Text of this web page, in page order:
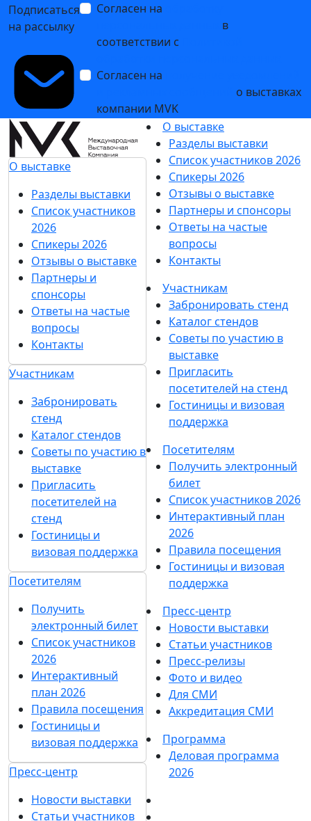
Подписаться
на рассылку
Согласен на
в
соответствии с
Согласен на
о выставках
компании MVK
О выставке
Разделы выставки
Список участников
2026
Спикеры 2026
Отзывы о выставке
Партнеры и
спонсоры
Ответы на частые
вопросы
Контакты
Участникам
Забронировать
стенд
Каталог стендов
Советы по участию в
выставке
Пригласить
посетителей на
стенд
Гостиницы и
визовая поддержка
Посетителям
Получить
электронный билет
Список участников
2026
Интерактивный
план 2026
Правила посещения
Гостиницы и
визовая поддержка
Пресс-центр
Новости выставки
Статьи участников
О выставке
Разделы выставки
Список участников 2026
Спикеры 2026
Отзывы о выставке
Партнеры и спонсоры
Ответы на частые
вопросы
Контакты
Участникам
Забронировать стенд
Каталог стендов
Советы по участию в
выставке
Пригласить
посетителей на стенд
Гостиницы и визовая
поддержка
Посетителям
Получить электронный
билет
Список участников 2026
Интерактивный план
2026
Правила посещения
Гостиницы и визовая
поддержка
Пресс-центр
Новости выставки
Статьи участников
Пресс-релизы
Фото и видео
Для СМИ
Аккредитация СМИ
Программа
Деловая программа
2026